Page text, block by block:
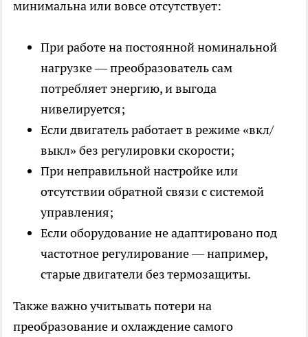
минимальна или вовсе отсутствует:
При работе на постоянной номинальной
нагрузке — преобразователь сам
потребляет энергию, и выгода
нивелируется;
Если двигатель работает в режиме «вкл/
выкл» без регулировки скорости;
При неправильной настройке или
отсутствии обратной связи с системой
управления;
Если оборудование не адаптировано под
частотное регулирование — например,
старые двигатели без термозащиты.
Также важно учитывать потери на
преобразование и охлаждение самого